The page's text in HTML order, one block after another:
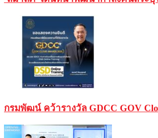
กรมพัฒน์ คว้ารางวัล GDCC GOV